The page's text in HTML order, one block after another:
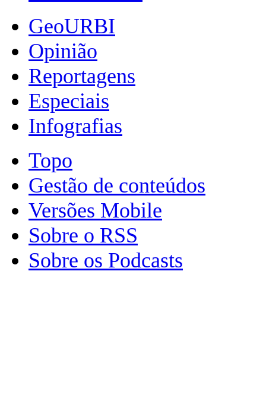
GeoURBI
Opinião
Reportagens
Especiais
Infografias
Topo
Gestão de conteúdos
Versões Mobile
Sobre o RSS
Sobre os Podcasts